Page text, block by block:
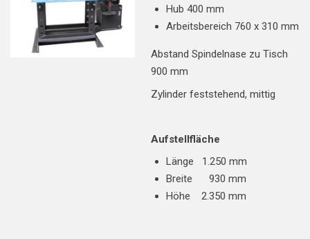
Hub 400 mm
Arbeitsbereich 760 x 310 mm
Abstand Spindelnase zu Tisch
900 mm
Zylinder feststehend, mittig
Aufstellfläche
Länge 1.250 mm
Breite 930 mm
Höhe 2.350 mm